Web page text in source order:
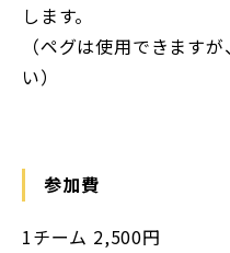
します。
（ペグは使用できます
い）
参加費
1チーム 2,500円